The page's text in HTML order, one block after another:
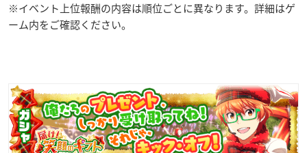
※イベント上位報酬の内容は順位ごとに異なります。詳細はゲ
ーム内をご確認ください。